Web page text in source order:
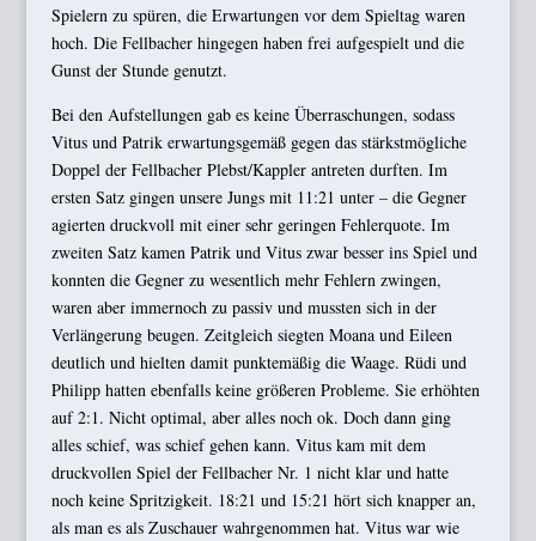
Spielern zu spüren, die Erwartungen vor dem Spieltag waren
hoch. Die Fellbacher hingegen haben frei aufgespielt und die
Gunst der Stunde genutzt.
Bei den Aufstellungen gab es keine Überraschungen, sodass
Vitus und Patrik erwartungsgemäß gegen das stärkstmögliche
Doppel der Fellbacher Plebst/Kappler antreten durften. Im
ersten Satz gingen unsere Jungs mit 11:21 unter – die Gegner
agierten druckvoll mit einer sehr geringen Fehlerquote. Im
zweiten Satz kamen Patrik und Vitus zwar besser ins Spiel und
konnten die Gegner zu wesentlich mehr Fehlern zwingen,
waren aber immernoch zu passiv und mussten sich in der
Verlängerung beugen. Zeitgleich siegten Moana und Eileen
deutlich und hielten damit punktemäßig die Waage. Rüdi und
Philipp hatten ebenfalls keine größeren Probleme. Sie erhöhten
auf 2:1. Nicht optimal, aber alles noch ok. Doch dann ging
alles schief, was schief gehen kann. Vitus kam mit dem
druckvollen Spiel der Fellbacher Nr. 1 nicht klar und hatte
noch keine Spritzigkeit. 18:21 und 15:21 hört sich knapper an,
als man es als Zuschauer wahrgenommen hat. Vitus war wie